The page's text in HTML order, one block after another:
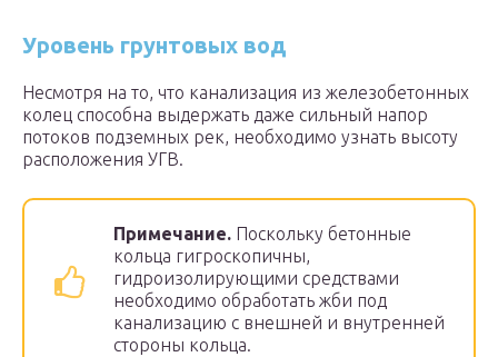
Уровень грунтовых вод
Несмотря на то, что канализация из железобетонных
колец способна выдержать даже сильный напор
потоков подземных рек, необходимо узнать высоту
расположения УГВ.
Примечание. Поскольку бетонные
кольца гигроскопичны,
гидроизолирующими средствами
необходимо обработать жби под
канализацию с внешней и внутренней
стороны кольца.